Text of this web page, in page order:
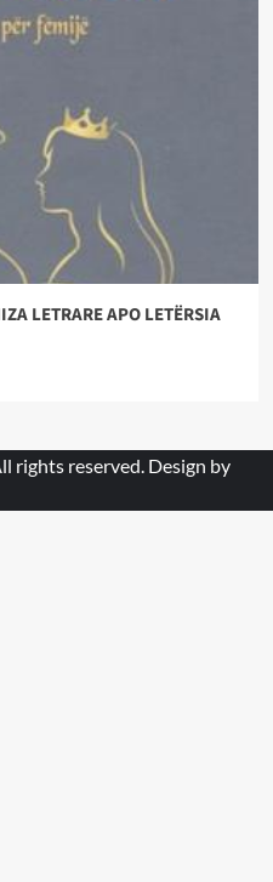
LETRARE APO LETËRSIA
rights reserved. Design by